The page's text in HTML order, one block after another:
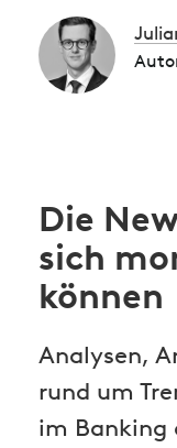
Die
sich
können
Analysen,
rund um
im Banking